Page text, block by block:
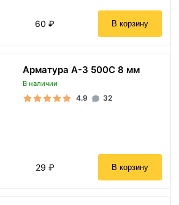
60 ₽ В корзину
Арматура А-3 500С 8 мм
В наличии
4.9 32
29 ₽ В корзину